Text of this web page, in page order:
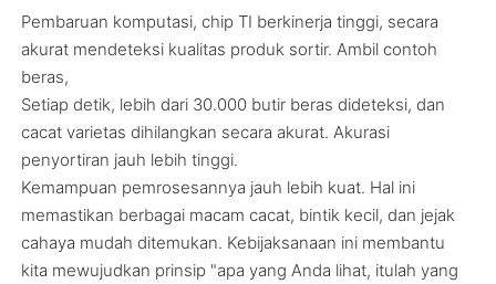
Pembaruan komputasi, chip TI berkinerja tinggi, secara
akurat mendeteksi kualitas produk sortir. Ambil contoh
beras,
Setiap detik, lebih dari 30.000 butir beras dideteksi, dan
cacat varietas dihilangkan secara akurat. Akurasi
penyortiran jauh lebih tinggi.
Kemampuan pemrosesannya jauh lebih kuat. Hal ini
memastikan berbagai macam cacat, bintik kecil, dan jejak
cahaya mudah ditemukan. Kebijaksanaan ini membantu
kita mewujudkan prinsip "apa yang Anda lihat, itulah yang